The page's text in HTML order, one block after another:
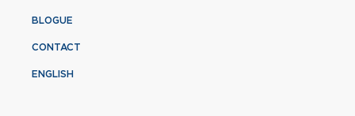
BLOGUE
CONTACT
ENGLISH